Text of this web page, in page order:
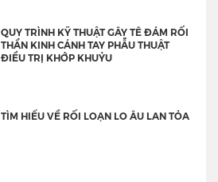
QUY TRÌNH KỸ THUẬT GÂY TÊ ĐÁM RỐI
THẦN KINH CÁNH TAY PHẪU THUẬT
ĐIỀU TRỊ KHỚP KHUỶU
TÌM HIỂU VỀ RỐI LOẠN LO ÂU LAN TỎA